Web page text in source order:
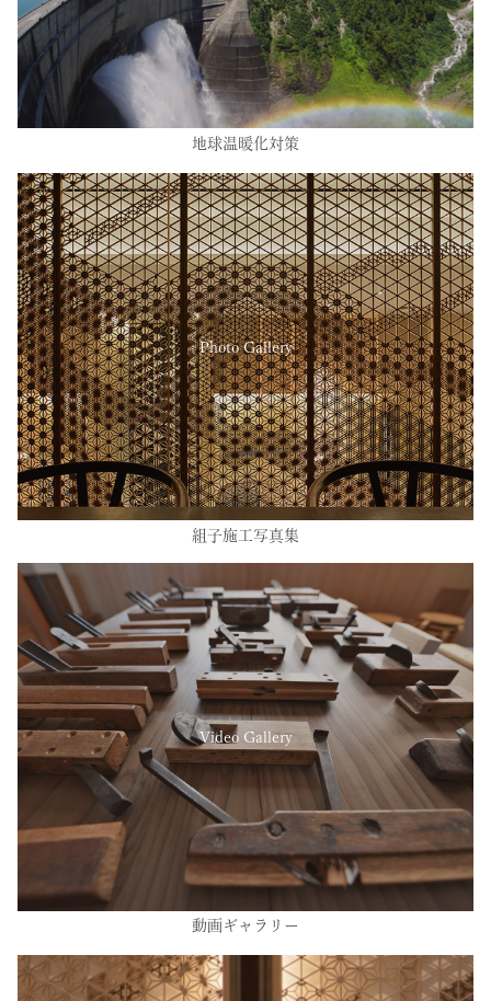
地球温暖化対策
Photo Gallery
組子施工写真集
Video Gallery
動画ギャラリー